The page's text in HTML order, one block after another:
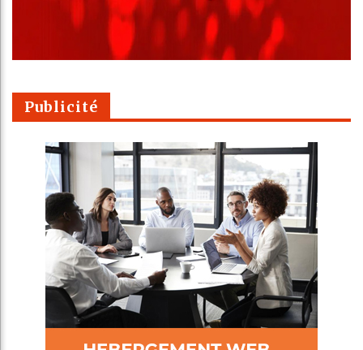
Publicité